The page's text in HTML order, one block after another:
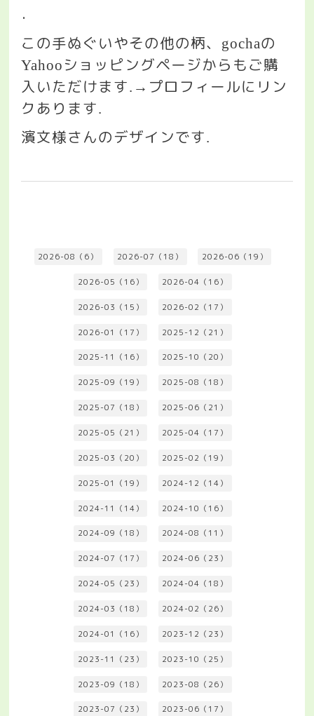
．
この手ぬぐいやその他の柄、
gochaの
Yahoo ショッピングページからもご購
入いただけます.→ プロフィールにリン
クあります.
濱文様さんのデザインです.
2026-08（6） 2026-07（18） 2026-06（19）
2026-05（16） 2026-04（16）
2026-03（15） 2026-02（17）
2026-01（17） 2025-12（21）
2025-11（16） 2025-10（20）
2025-09（19） 2025-08（18）
2025-07（18） 2025-06（21）
2025-05（21） 2025-04（17）
2025-03（20） 2025-02（19）
2025-01（19） 2024-12（14）
2024-11（14） 2024-10（16）
2024-09（18） 2024-08（11）
2024-07（17） 2024-06（23）
2024-05（23） 2024-04（18）
2024-03（18） 2024-02（26）
2024-01（16） 2023-12（23）
2023-11（23） 2023-10（25）
2023-09（18） 2023-08（26）
2023-07（23） 2023-06（17）